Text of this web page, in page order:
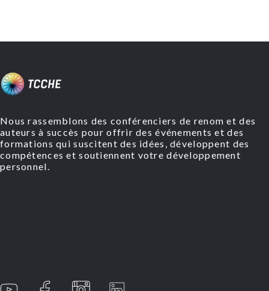
Nous rassemblons des conférenciers de renom et des
auteurs à succès pour offrir des événements et des
formations qui suscitent des idées, développent des
compétences et soutiennent votre développement
personnel.